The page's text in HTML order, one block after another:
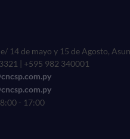
14 de mayo y 15 de Agosto,
| +595 982 340001
- 17:00